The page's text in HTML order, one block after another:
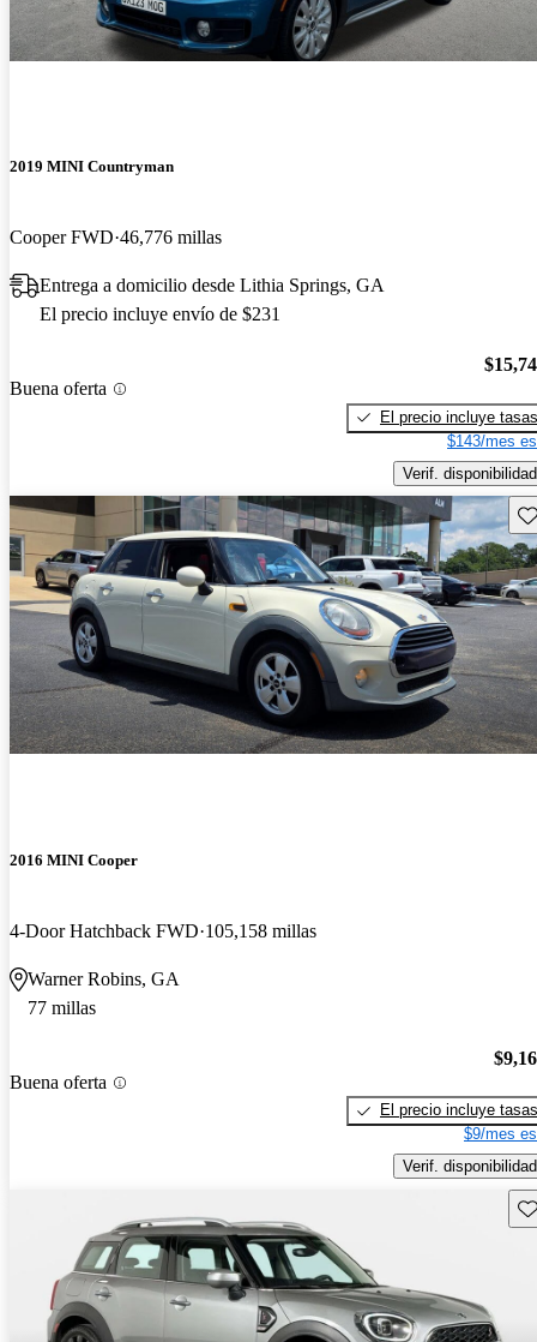
2019 MINI Countryman
Cooper FWD 46,776 millas
Entrega a domicilio desde Lithia Springs, GA
El precio incluye envío de $231
Buena oferta
El precio incluye tasas
$143/mes
Verif. disponibilidad
2016 MINI Cooper
4-Door Hatchback FWD 105,158 millas
Warner Robins, GA
77 millas
Buena oferta
El precio incluye tasas
$9/mes
Verif. disponibilidad